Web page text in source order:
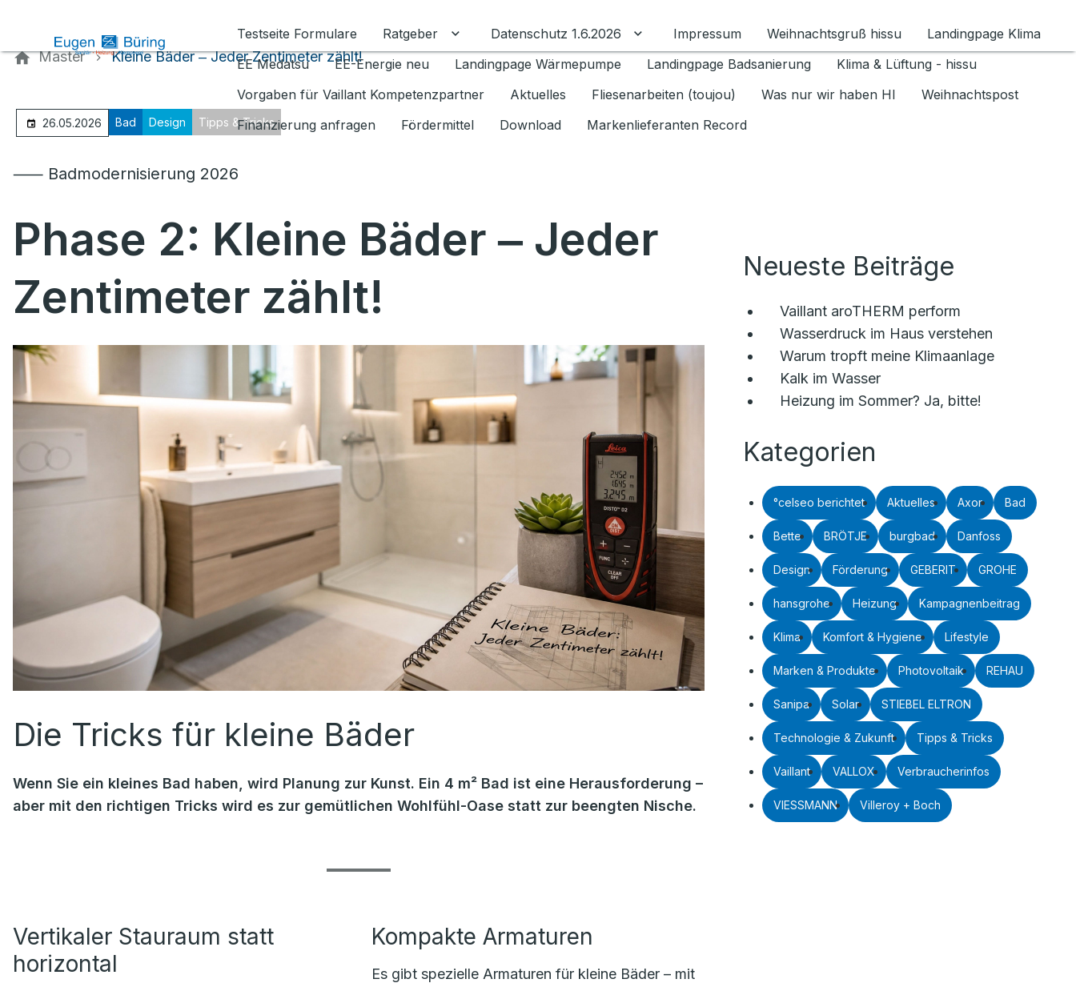
Testseite Formulare
Ratgeber Untermenü für Ratgeber umschalten
Datenschutz 1.6.2026 Untermenü für Datenschutz 1.6.2026 umschalten
Impressum Weihnachtsgruß hissu
Landingpage Klima
EE Medatsu
EE-Energie neu Landingpage Wärmepumpe Landingpage Badsanierung
Klima & Lüftung - hissu
Vorgaben für Vaillant Kompetenzpartner
Aktuelles Fliesenarbeiten (toujou) Was nur wir haben HI
Weihnachtspost
Finanzierung anfragen
Fördermittel Download Markenlieferanten Record
Master Kleine Bäder ‒ Jeder Zentimeter zählt!
26.05.2026 Bad Design Tipps & Tricks
⸺ Badmodernisierung 2026
Phase 2: Kleine Bäder ‒ Jeder
Zentimeter zählt!
Die Tricks für kleine Bäder
Wenn Sie ein kleines Bad haben, wird Planung zur Kunst. Ein 4 m² Bad ist eine Herausforderung –
aber mit den richtigen Tricks wird es zur gemütlichen Wohlfühl-Oase statt zur beengten Nische.
Vertikaler Stauraum statt
horizontal
Kompakte Armaturen
Es gibt spezielle Armaturen für kleine Bäder – mit
Neueste Beiträge
Vaillant aroTHERM perform
Wasserdruck im Haus verstehen
Warum tropft meine Klimaanlage
Kalk im Wasser
Heizung im Sommer? Ja, bitte!
Kategorien
°celseo berichtet Aktuelles Axor Bad
Bette BRÖTJE burgbad Danfoss
Design Förderung GEBERIT GROHE
hansgrohe Heizung Kampagnenbeitrag
Klima Komfort & Hygiene Lifestyle
Marken & Produkte Photovoltaik REHAU
Sanipa Solar STIEBEL ELTRON
Technologie & Zukunft Tipps & Tricks
Vaillant VALLOX Verbraucherinfos
VIESSMANN Villeroy + Boch